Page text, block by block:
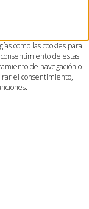
como las cookies para
de estas
de navegación o
el consentimiento,